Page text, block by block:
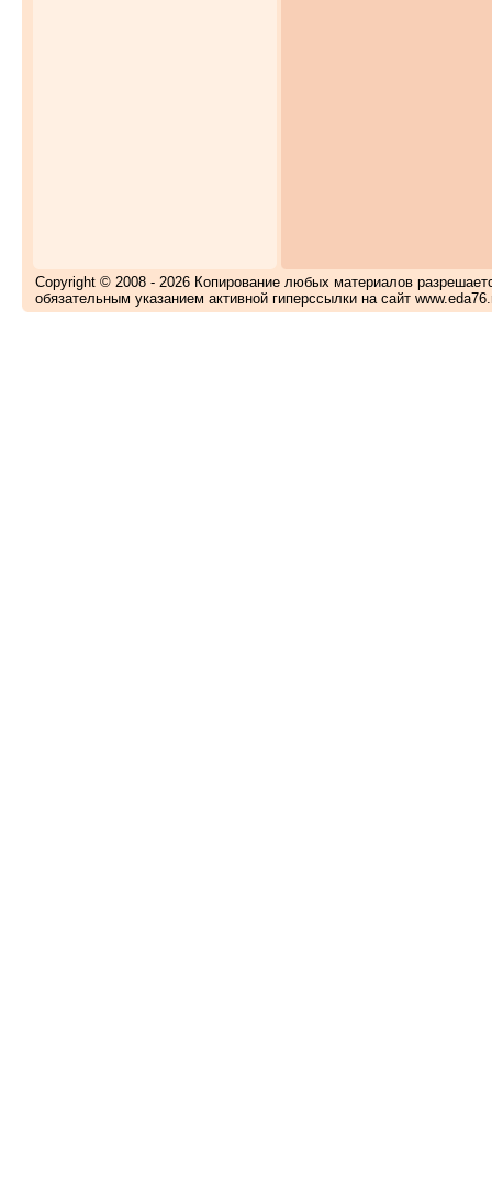
Copyright © 2008 - 2026 Копирование любых материалов
обязательным указанием активной гиперссылки на сайт